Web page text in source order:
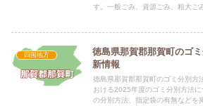
す。一般ごみ、資源ごみ、粗大ご
四国地方
徳島県那賀郡那賀町のゴ
新情報
徳島県那賀郡那賀町のゴミ分別方
おける2025年度のゴミ分別方法
の分別方法、指定袋の有無などを